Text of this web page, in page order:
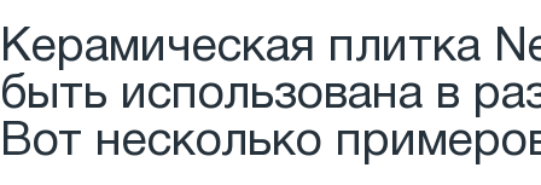
Керамическая плитка
быть использована в
Вот несколько